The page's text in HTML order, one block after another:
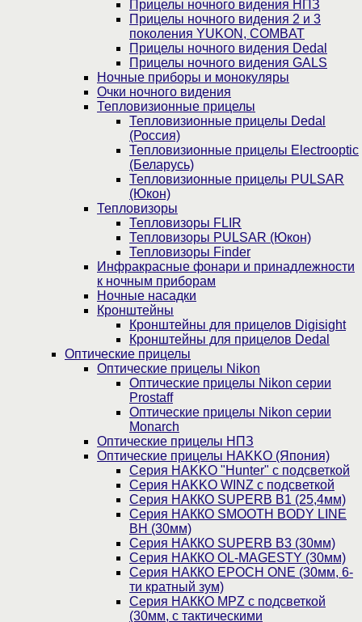
Прицелы ночного видения НПЗ
Прицелы ночного видения 2 и 3
поколения YUKON, COMBAT
Прицелы ночного видения Dedal
Прицелы ночного видения GALS
Ночные приборы и монокуляры
Очки ночного видения
Тепловизионные прицелы
Тепловизионные прицелы Dedal
(Россия)
Тепловизионные прицелы Electrooptic
(Беларусь)
Тепловизионные прицелы PULSAR
(Юкон)
Тепловизоры
Тепловизоры FLIR
Тепловизоры PULSAR (Юкон)
Тепловизоры Finder
Инфракрасные фонари и принадлежности
к ночным приборам
Ночные насадки
Кронштейны
Кронштейны для прицелов Digisight
Кронштейны для прицелов Dedal
Оптические прицелы
Оптические прицелы Nikon
Оптические прицелы Nikon серии
Prostaff
Оптические прицелы Nikon серии
Monarch
Оптические прицелы НПЗ
Оптические прицелы HAKKO (Япония)
Cерия HAKKO "Hunter" с подсветкой
Серия НAKKO WINZ с подсветкой
Серия НАККО SUPERB B1 (25,4мм)
Серия НАККО SMOOTH BODY LINE
BH (30мм)
Серия НАККО SUPERB B3 (30мм)
Серия НАККО OL-MAGESTY (30мм)
Серия НАККО EPOCH ONE (30мм, 6-
ти кратный зум)
Серия НАККО MPZ с подсветкой
(30мм, c тактическими